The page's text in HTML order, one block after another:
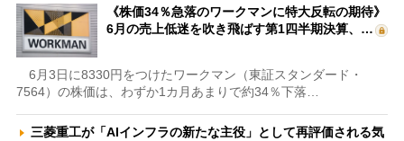
《株価34％急落のワークマンに特大反転の期待》
6月の売上低迷を吹き飛ばす第1四半期決算、…
6月3日に8330円をつけたワークマン（東証スタンダード・
7564）の株価は、わずか1カ月あまりで約34％下落…
三菱重工が「AIインフラの新たな主役」として再評価される気